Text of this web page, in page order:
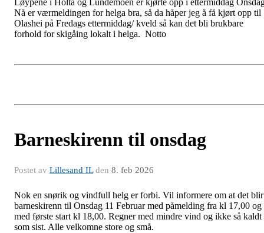
Løypene i Holta og Lundemoen er kjørte opp i ettermiddag
Nå er værmeldingen for helga bra, så da håper jeg å få kjørt opp til
Olashei på Fredags ettermiddag/ kveld så kan det bli brukbare
forhold for skigåing lokalt i helga. Notto
Barneskirenn til onsdag
Postet av Lillesand ILden 8. feb 2026
Nok en snørik og vindfull helg er forbi. Vil informere om at det blir
barneskirenn til Onsdag 11 Februar med påmelding fra kl 17,00 og
med første start kl 18,00. Regner med mindre vind og ikke så kaldt
som sist. Alle velkomne store og små.